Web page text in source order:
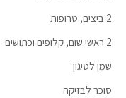
2 ביצים, טרופות
2 ראשי שום, קלופים וכתושים
שמן לטיגון
סוכר לבזיקה